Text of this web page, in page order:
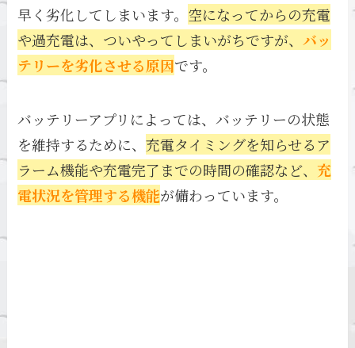
早く劣化してしまいます。 空になってからの充電
や過充電は、ついやってしまいがちですが、バッ
テリーを劣化させる原因です。
バッテリーアプリによっては、バッテリーの状態
を維持するために、充電タイミングを知らせるア
ラーム機能や充電完了までの時間の確認など、 充
電状況を管理する機能が備わっています。